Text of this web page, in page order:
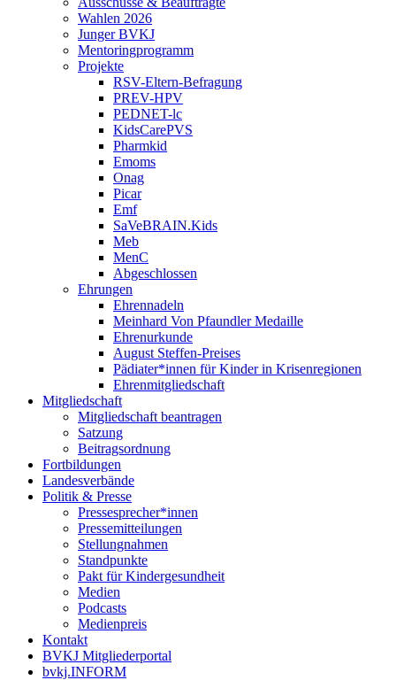
Wahlen 2026
Junger BVKJ
Mentoringprogramm
Projekte
RSV-Eltern-Befragung
PREV-HPV
PEDNET-lc
KidsCarePVS
Pharmkid
Emoms
Onag
Picar
Emf
SaVeBRAIN.Kids
Meb
MenC
Abgeschlossen
Ehrungen
Ehrennadeln
Meinhard Von Pfaundler Medaille
Ehrenurkunde
August Steffen-Preises
Pädiater*innen für Kinder in Krisenregionen
Ehrenmitgliedschaft
Mitgliedschaft
Mitgliedschaft beantragen
Satzung
Beitragsordnung
Fortbildungen
Landesverbände
Politik & Presse
Pressesprecher*innen
Pressemitteilungen
Stellungnahmen
Standpunkte
Pakt für Kindergesundheit
Medien
Podcasts
Medienpreis
Kontakt
BVKJ Mitgliederportal
bvkj.INFORM